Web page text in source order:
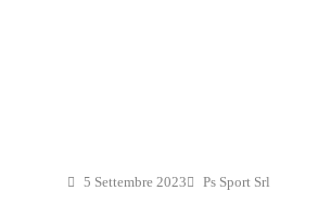
5 Settembre 2023 Ps Sport Srl